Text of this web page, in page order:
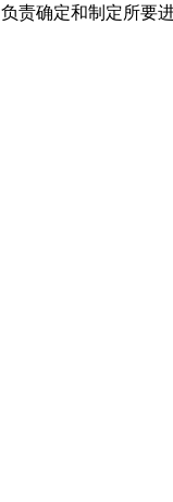
责确定和制定所要